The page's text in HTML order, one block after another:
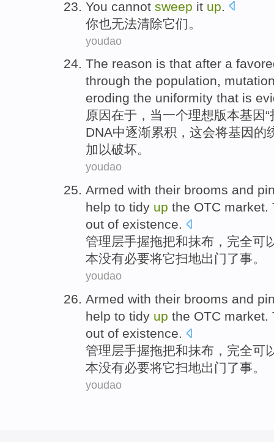
You cannot sweep it up
你也无法清除它们 。
youdao
The reason is that after a
through the population,
eroding the uniformity that is
原因在于， 当一个理想版本基因“
DNA中逐渐累积，这会将基因的
加以破坏。
youdao
Armed with their brooms and
help to tidy up the OTC market.
out of existence.
管理层手握拖把和抹布 ，完全可
本没有必要将它扫地出门了事。
youdao
Armed with their brooms and
help to tidy up the OTC market.
out of existence.
管理层手握拖把和抹布 ，完全可
本没有必要将它扫地出门了事。
youdao